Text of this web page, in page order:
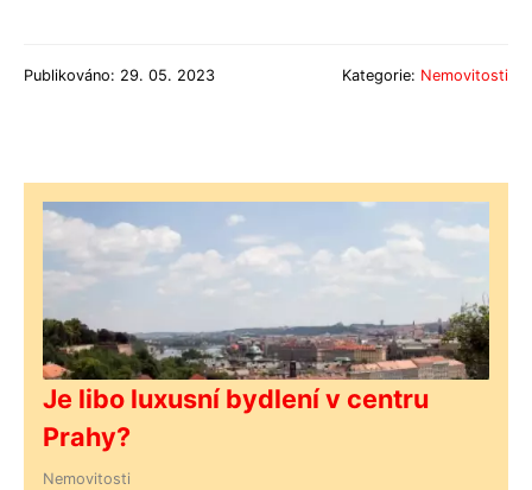
Publikováno: 29. 05. 2023 Kategorie: Nemovitosti
Je libo luxusní bydlení v centru
Prahy?
Nemovitosti